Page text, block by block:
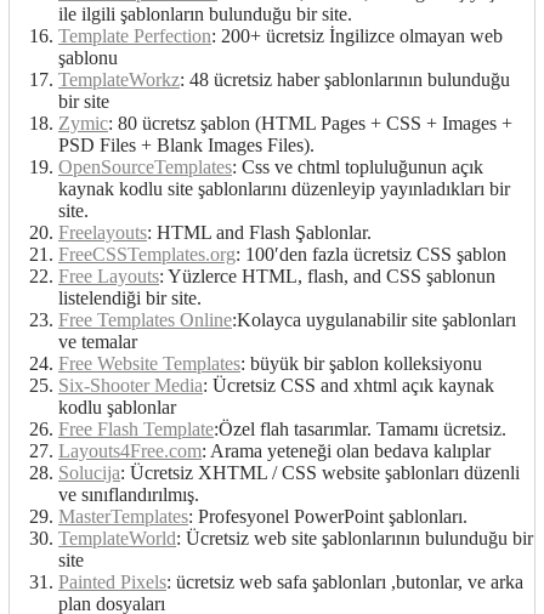
ile ilgili şablonların bulunduğu bir site.
Template Perfection: 200+ ücretsiz İngilizce olmayan web
şablonu
TemplateWorkz: 48 ücretsiz haber şablonlarının bulunduğu
bir site
Zymic: 80 ücretsz şablon (HTML Pages + CSS + Images +
PSD Files + Blank Images Files).
OpenSourceTemplates: Css ve chtml topluluğunun açık
kaynak kodlu site şablonlarını düzenleyip yayınladıkları bir
site.
Freelayouts: HTML and Flash Şablonlar.
FreeCSSTemplates.org: 100′den fazla ücretsiz CSS şablon
Free Layouts: Yüzlerce HTML, flash, and CSS şablonun
listelendiği bir site.
Free Templates Online:Kolayca uygulanabilir site şablonları
ve temalar
Free Website Templates: büyük bir şablon kolleksiyonu
Six-Shooter Media: Ücretsiz CSS and xhtml açık kaynak
kodlu şablonlar
Free Flash Template:Özel flah tasarımlar. Tamamı ücretsiz.
Layouts4Free.com: Arama yeteneği olan bedava kalıplar
Solucija: Ücretsiz XHTML / CSS website şablonları düzenli
ve sınıflandırılmış.
MasterTemplates: Profesyonel PowerPoint şablonları.
TemplateWorld: Ücretsiz web site şablonlarının bulunduğu bir
site
Painted Pixels: ücretsiz web safa şablonları ,butonlar, ve arka
plan dosyaları